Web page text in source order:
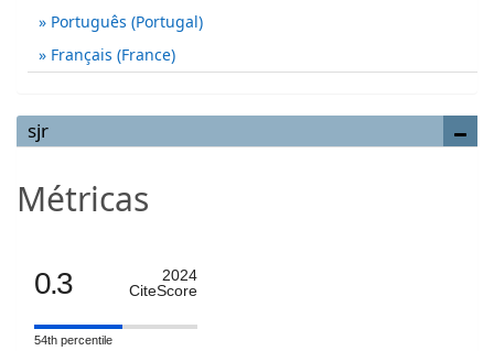
Português (Portugal)
Français (France)
sjr
Métricas
0.3
2024
CiteScore
54th percentile